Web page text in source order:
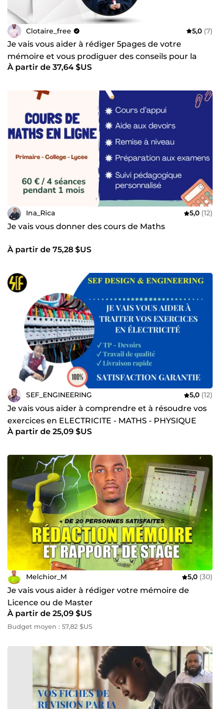
Clotaire_free 5,0 (7)
Je vais vous aider à rédiger 5pages de votre
mémoire et vous prodiguer des conseils pour la
suite
À partir de 37,64 $US
Ina_Rica 5,0 (12)
Je vais vous donner des cours de Maths
À partir de 75,28 $US
SEF_ENGINEERING 5,0 (12)
Je vais vous aider à comprendre et à résoudre vos
exercices en ELECTRICITE - MATHS - PHYSIQUE
À partir de 25,09 $US
Melchior_M 5,0 (30)
Je vais vous aider à rédiger votre mémoire de
Licence ou de Master
À partir de 25,09 $US
Budget moyen : 57,82 $US